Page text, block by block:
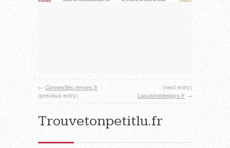
← Connexités.rennes.fr
(previous entry)
(next entry)
Lacuisinedepays.fr →
Trouvetonpetitlu.fr